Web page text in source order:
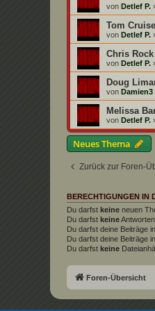
von Detlef P.
Tom
von Detlef P.
Chris
von Detlef P.
Doug
von Damien3
Melissa
von Detlef P.
Neues Thema
Zurück zur Foren-
BERECHTIGUNGEN IN
Du darfst keine neuen
Du darfst keine
Du darfst deine Beiträge
Du darfst deine Beiträge
Du darfst keine
Foren-Übersicht